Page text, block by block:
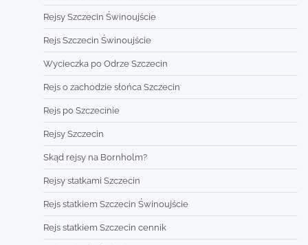
Rejsy Szczecin Świnoujście
Rejs Szczecin Świnoujście
Wycieczka po Odrze Szczecin
Rejs o zachodzie słońca Szczecin
Rejs po Szczecinie
Rejsy Szczecin
Skąd rejsy na Bornholm?
Rejsy statkami Szczecin
Rejs statkiem Szczecin Świnoujście
Rejs statkiem Szczecin cennik